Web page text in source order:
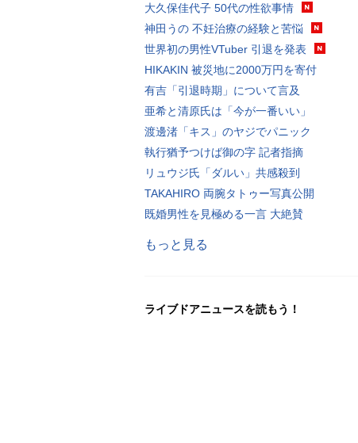
大久保佳代子 50代の性欲事情
神田うの 不妊治療の経験と苦悩
世界初の男性VTuber 引退を発表
HIKAKIN 被災地に2000万円を寄付
有吉「引退時期」について言及
亜希と清原氏は「今が一番いい」
渡邊渚「キス」のヤジでパニック
執行猶予つけば御の字 記者指摘
リュウジ氏「ダルい」共感殺到
TAKAHIRO 両腕タトゥー写真公開
既婚男性を見極める一言 大絶賛
もっと見る
ライブドアニュースを読もう！